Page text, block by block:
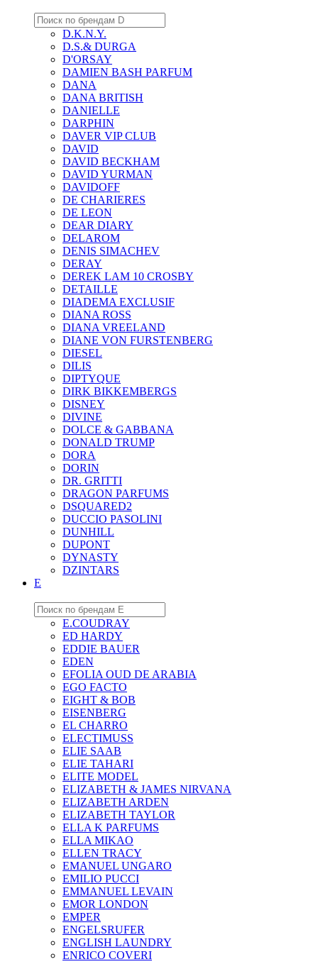
D.K.N.Y.
D.S.& DURGA
D'ORSAY
DAMIEN BASH PARFUM
DANA
DANA BRITISH
DANIELLE
DARPHIN
DAVER VIP CLUB
DAVID
DAVID BECKHAM
DAVID YURMAN
DAVIDOFF
DE CHARIERES
DE LEON
DEAR DIARY
DELAROM
DENIS SIMACHEV
DERAY
DEREK LAM 10 CROSBY
DETAILLE
DIADEMA EXCLUSIF
DIANA ROSS
DIANA VREELAND
DIANE VON FURSTENBERG
DIESEL
DILIS
DIPTYQUE
DIRK BIKKEMBERGS
DISNEY
DIVINE
DOLCE & GABBANA
DONALD TRUMP
DORA
DORIN
DR. GRITTI
DRAGON PARFUMS
DSQUARED2
DUCCIO PASOLINI
DUNHILL
DUPONT
DYNASTY
DZINTARS
E
E.COUDRAY
ED HARDY
EDDIE BAUER
EDEN
EFOLIA OUD DE ARABIA
EGO FACTO
EIGHT & BOB
EISENBERG
EL CHARRO
ELECTIMUSS
ELIE SAAB
ELIE TAHARI
ELITE MODEL
ELIZABETH & JAMES NIRVANA
ELIZABETH ARDEN
ELIZABETH TAYLOR
ELLA K PARFUMS
ELLA MIKAO
ELLEN TRACY
EMANUEL UNGARO
EMILIO PUCCI
EMMANUEL LEVAIN
EMOR LONDON
EMPER
ENGELSRUFER
ENGLISH LAUNDRY
ENRICO COVERI